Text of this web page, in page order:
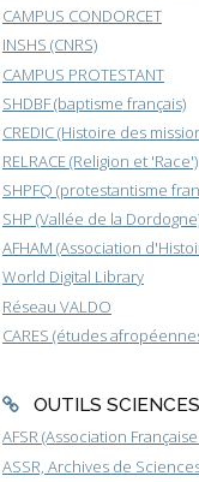
CAMPUS CONDORCET
INSHS (CNRS)
CAMPUS PROTESTANT
SHDBF (baptisme français)
CREDIC (Histoire des
RELRACE (Religion et 'Race')
SHPFQ (protestantisme
SHP (Vallée de la
AFHAM (Association
World Digital Library
Réseau VALDO
CARES (études
OUTILS
AFSR (Association
ASSR, Archives de